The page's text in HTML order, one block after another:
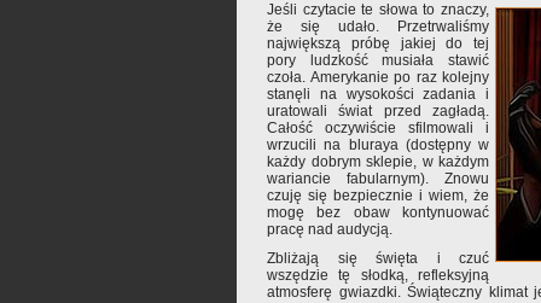
Jeśli czytacie te słowa to znaczy,
że się udało. Przetrwaliśmy
największą próbę jakiej do tej
pory ludzkość musiała stawić
czoła. Amerykanie po raz kolejny
stanęli na wysokości zadania i
uratowali świat przed zagładą.
Całość oczywiście sfilmowali i
wrzucili na bluraya (dostępny w
każdy dobrym sklepie, w każdym
wariancie fabularnym). Znowu
czuję się bezpiecznie i wiem, że
mogę bez obaw kontynuować
pracę nad audycją.
Zbliżają się święta i czuć
wszędzie tę słodką, refleksyjną
atmosferę gwiazdki. Świąteczny